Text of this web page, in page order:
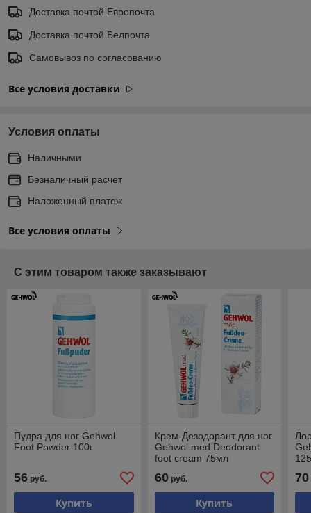
Доставка почтой Европочта
Доставка почтой Белпочта
Самовывоз по согласованию
Все условия доставки
Условия оплаты
Наличными
Безналичный расчет
Наложенный платеж
Все условия оплаты
С этим товаром также заказывают
Пудра для ног Gehwol
Foot Powder 100г
56 руб.
Купить
Крем-Дезодорант для ног
Gehwol med Deodorant
foot cream 75мл
60руб.
Купить
70